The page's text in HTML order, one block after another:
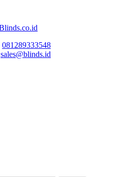
081289333548
sales@blinds.id